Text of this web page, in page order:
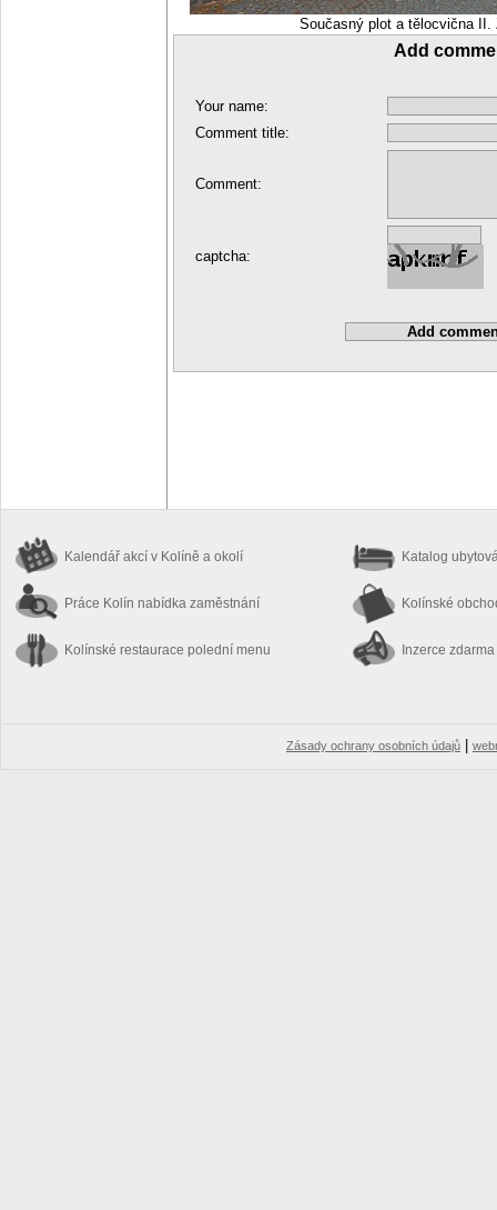
Současný plot a tělocvična II.
Add
Your name:
Comment title:
Comment:
captcha:
Kalendář akcí v Kolíně a okolí
Práce Kolín nabídka zaměstnání
Kolínské restaurace polední menu
Katalog
Kolínské
Inzerce zdarma
Zásady ochrany osobních údajů